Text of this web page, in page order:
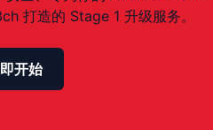
打造的 Stage 1 升级服务。
开始